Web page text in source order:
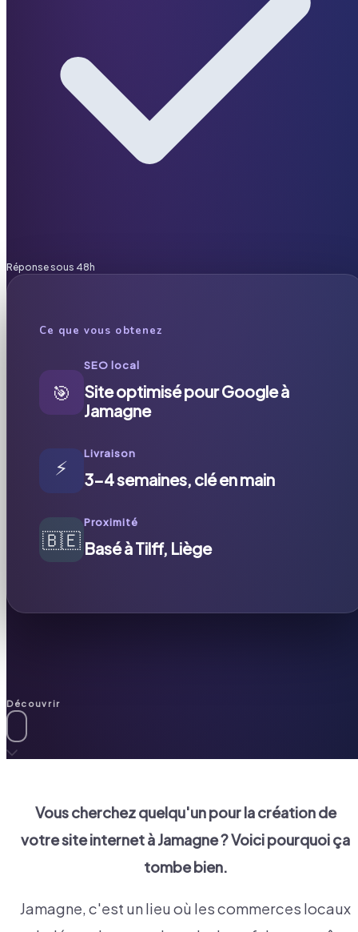
Réponse sous 48h
Ce que vous obtenez
🎯
SEO local
Site optimisé pour Google à
Jamagne
⚡
Livraison
3-4 semaines, clé en main
🇧🇪
Proximité
Basé à Tilff, Liège
Découvrir
Vous cherchez quelqu'un pour la création de
votre site internet àJamagne? Voici pourquoi ça
tombe bien.
Jamagne, c'est un lieu où les commerces locaux